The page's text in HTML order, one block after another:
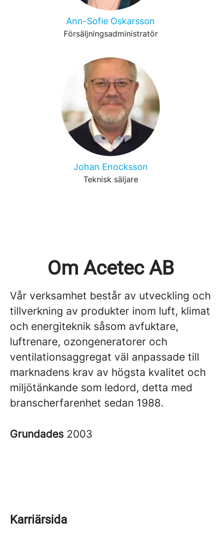
Ann-Sofie Oskarsson
Försäljningsadministratör
Johan Enocksson
Teknisk säljare
Om Acetec AB
Vår verksamhet består av utveckling och
tillverkning av produkter inom luft, klimat
och energiteknik såsom avfuktare,
luftrenare, ozongeneratorer och
ventilationsaggregat väl anpassade till
marknadens krav av högsta kvalitet och
miljötänkande som ledord, detta med
branscherfarenhet sedan 1988.
Grundades 2003
Karriärsida